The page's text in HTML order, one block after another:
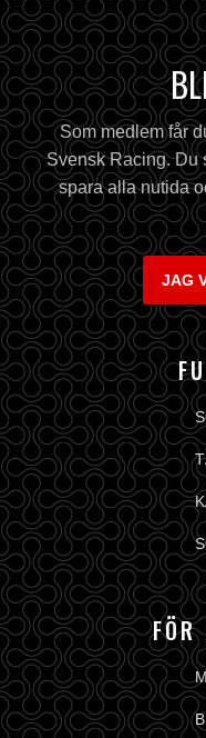
Som medlem får
Svensk Racing. Du
spara alla nutida
JAG
FÖR